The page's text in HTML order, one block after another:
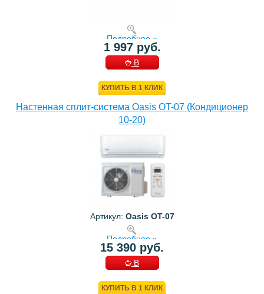
Подробнее »
1 997 руб.
В
КУПИТЬ В 1 КЛИК
Настенная сплит-система Oasis OT-07 (Кондиционер
10-20)
Артикул: Oasis OT-07
Подробнее »
15 390 руб.
В
КУПИТЬ В 1 КЛИК